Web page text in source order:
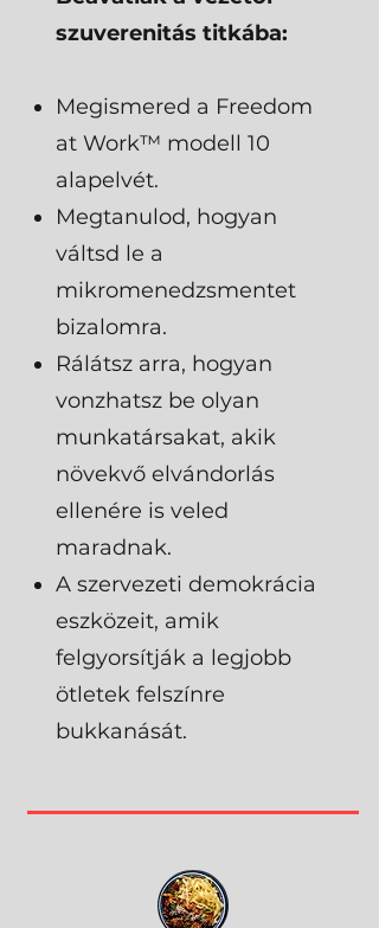
szuverenitás titkába:
Megismered a Freedom
at Work™ modell 10
alapelvét.
Megtanulod, hogyan
váltsd le a
mikromenedzsmentet
bizalomra.
Rálátsz arra, hogyan
vonzhatsz be olyan
munkatársakat, akik
növekvő elvándorlás
ellenére is veled
maradnak.
A szervezeti demokrácia
eszközeit, amik
felgyorsítják a legjobb
ötletek felszínre
bukkanását.